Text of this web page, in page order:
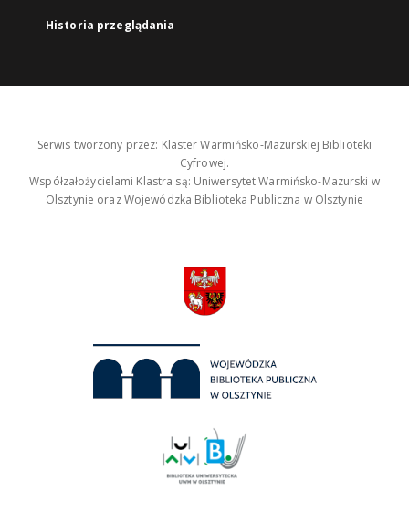
Historia przeglądania
Serwis tworzony przez: Klaster Warmińsko-Mazurskiej Biblioteki
Cyfrowej.
Współzałożycielami Klastra są: Uniwersytet Warmińsko-Mazurski w
Olsztynie oraz Wojewódzka Biblioteka Publiczna w Olsztynie